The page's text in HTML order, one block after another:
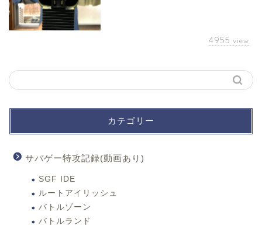
4955 view
カテゴリー
サバゲー特攻記録(動画あり)
SGF IDE
ルートアイリッシュ
バトルゾーン
バトルランド